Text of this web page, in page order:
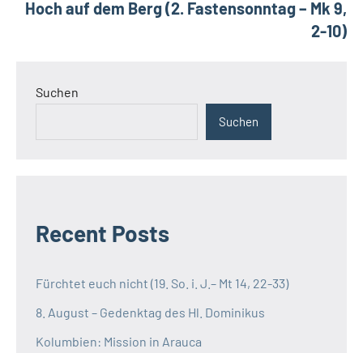
Hoch auf dem Berg (2. Fastensonntag – Mk 9,
2-10)
Suchen
Suchen
Recent Posts
Fürchtet euch nicht (19. So. i. J.– Mt 14, 22-33)
8. August – Gedenktag des Hl. Dominikus
Kolumbien: Mission in Arauca